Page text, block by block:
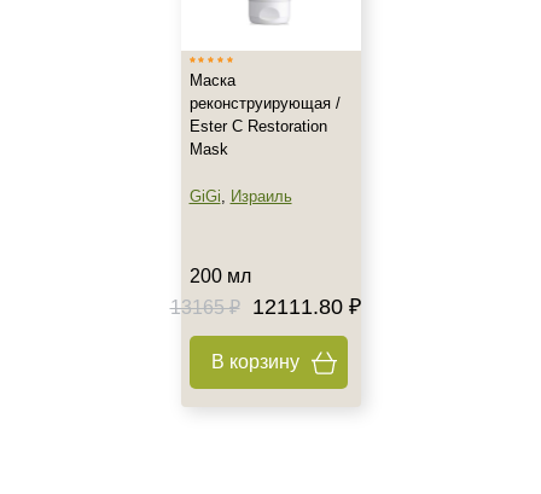
Миндальная кислота
Маска
реконструирующая /
Ester C Restoration
Mask
GiGi, Израиль
200 мл
13165 ₽
12111.80 ₽
В корзину
+7 (495) 640-58-89
+7 (929) 933-09-89